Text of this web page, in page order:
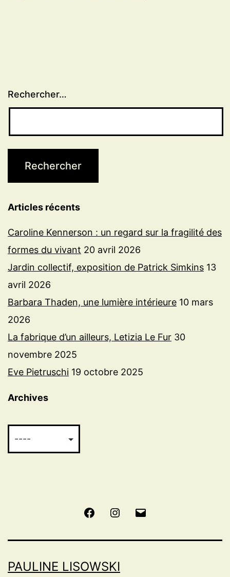
Rechercher…
Articles récents
Caroline Kennerson : un regard sur la fragilité des
formes du vivant 20 avril 2026
Jardin collectif, exposition de Patrick Simkins 13
avril 2026
Barbara Thaden, une lumière intérieure 10 mars
2026
La fabrique d’un ailleurs, Letizia Le Fur 30
novembre 2025
Eve Pietruschi 19 octobre 2025
Archives
FacebookInstagram
PAULINE LISOWSKI